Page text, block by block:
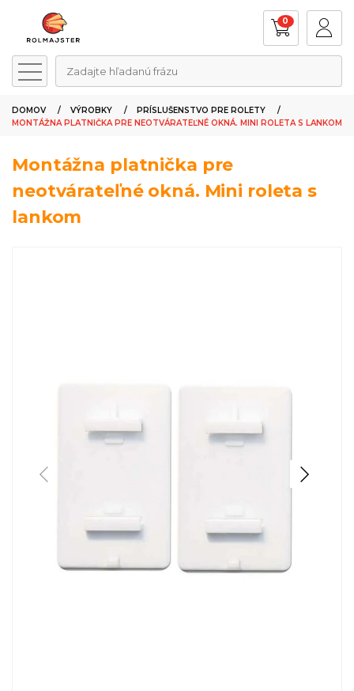
Zadajte hľadanú frázu
0
DOMOV VÝROBKY
PRÍSLUŠENSTVO PRE ROLETY
MONTÁŽNA PLATNIČKA PRE NEOTVÁRATEĽNÉ OKNÁ. MINI ROLETA S LANKOM
Montážna platnička pre
neotvárateľné okná. Mini roleta s
lankom